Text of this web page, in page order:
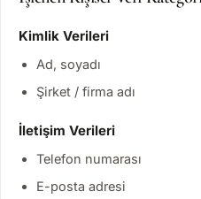
Kimlik Verileri
Ad, soyadı
Şirket / firma adı
İletişim Verileri
Telefon numarası
E-posta adresi